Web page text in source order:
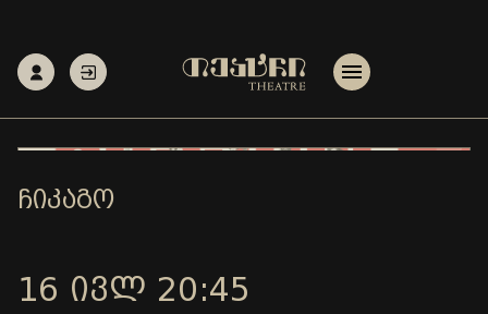
ᲩᲘᲙᲐᲒᲝ
16 ᲘᲕᲚ 20:45